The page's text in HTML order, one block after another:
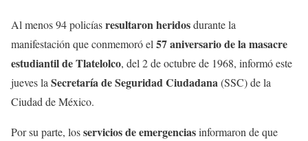
Al menos 94 policíasresultaron heridosdurante la
manifestación que conmemoró el57 aniversario de la masacre
estudiantil de Tlatelolco, del 2 de octubre de 1968, informó este
jueves laSecretaría de Seguridad Ciudadana(SSC) de la
Ciudad de México.
Por su parte, losservicios de emergenciasinformaron de que